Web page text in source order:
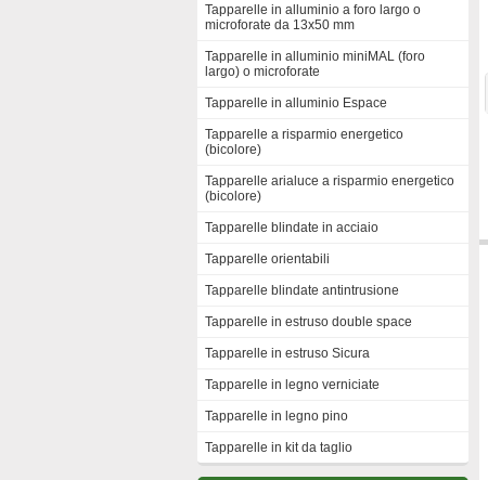
Tapparelle in alluminio a foro largo o
microforate da 13x50 mm
Tapparelle in alluminio miniMAL (foro
largo) o microforate
Tapparelle in alluminio Espace
Tapparelle a risparmio energetico
(bicolore)
Tapparelle arialuce a risparmio energetico
(bicolore)
Tapparelle blindate in acciaio
Tapparelle orientabili
Tapparelle blindate antintrusione
Tapparelle in estruso double space
Tapparelle in estruso Sicura
Tapparelle in legno verniciate
Tapparelle in legno pino
Tapparelle in kit da taglio